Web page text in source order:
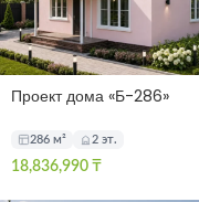
Проект дома «Б-286»
286 м² 2 эт.
18,836,990 ₸